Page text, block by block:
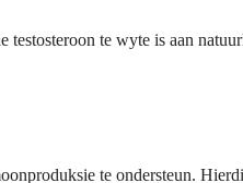
testosteroon te wyte is aan
te ondersteun.